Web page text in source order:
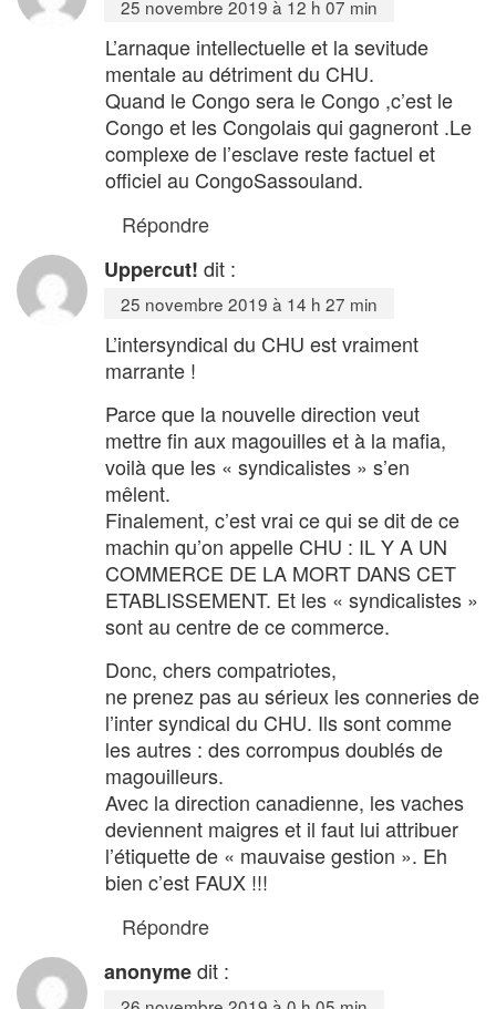
25 novembre 2019 à 12 h 07 min
L’arnaque intellectuelle et la sevitude
mentale au détriment du CHU.
Quand le Congo sera le Congo ,c’est le
Congo et les Congolais qui gagneront .Le
complexe de l’esclave reste factuel et
officiel au CongoSassouland.
Répondre
Uppercut! dit :
25 novembre 2019 à 14 h 27 min
L’intersyndical du CHU est vraiment
marrante !
Parce que la nouvelle direction veut
mettre fin aux magouilles et à la mafia,
voilà que les « syndicalistes » s’en
mêlent.
Finalement, c’est vrai ce qui se dit de ce
machin qu’on appelle CHU : IL Y A UN
COMMERCE DE LA MORT DANS CET
ETABLISSEMENT. Et les « syndicalistes »
sont au centre de ce commerce.
Donc, chers compatriotes,
ne prenez pas au sérieux les conneries de
l’inter syndical du CHU. Ils sont comme
les autres : des corrompus doublés de
magouilleurs.
Avec la direction canadienne, les vaches
deviennent maigres et il faut lui attribuer
l’étiquette de « mauvaise gestion ». Eh
bien c’est FAUX !!!
Répondre
anonymedit :